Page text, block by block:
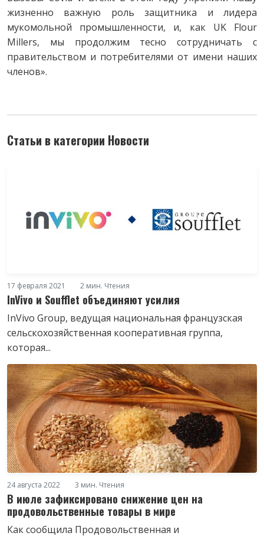
жизненно важную роль защитника и лидера
мукомольной промышленности, и, как UK Flour
Millers, мы продолжим тесно сотрудничать с
правительством и потребителями от имени наших
членов».
Статьи в категории Новости
17 февраля 2021 2 мин. Чтения
InVivo и Soufflet объединяют усилия
InVivo Group, ведущая национальная французская
сельскохозяйственная кооперативная группа,
которая...
24 августа 2022 3 мин. Чтения
В июле зафиксировано снижение цен на
продовольственные товары в мире
Как сообщила Продовольственная и